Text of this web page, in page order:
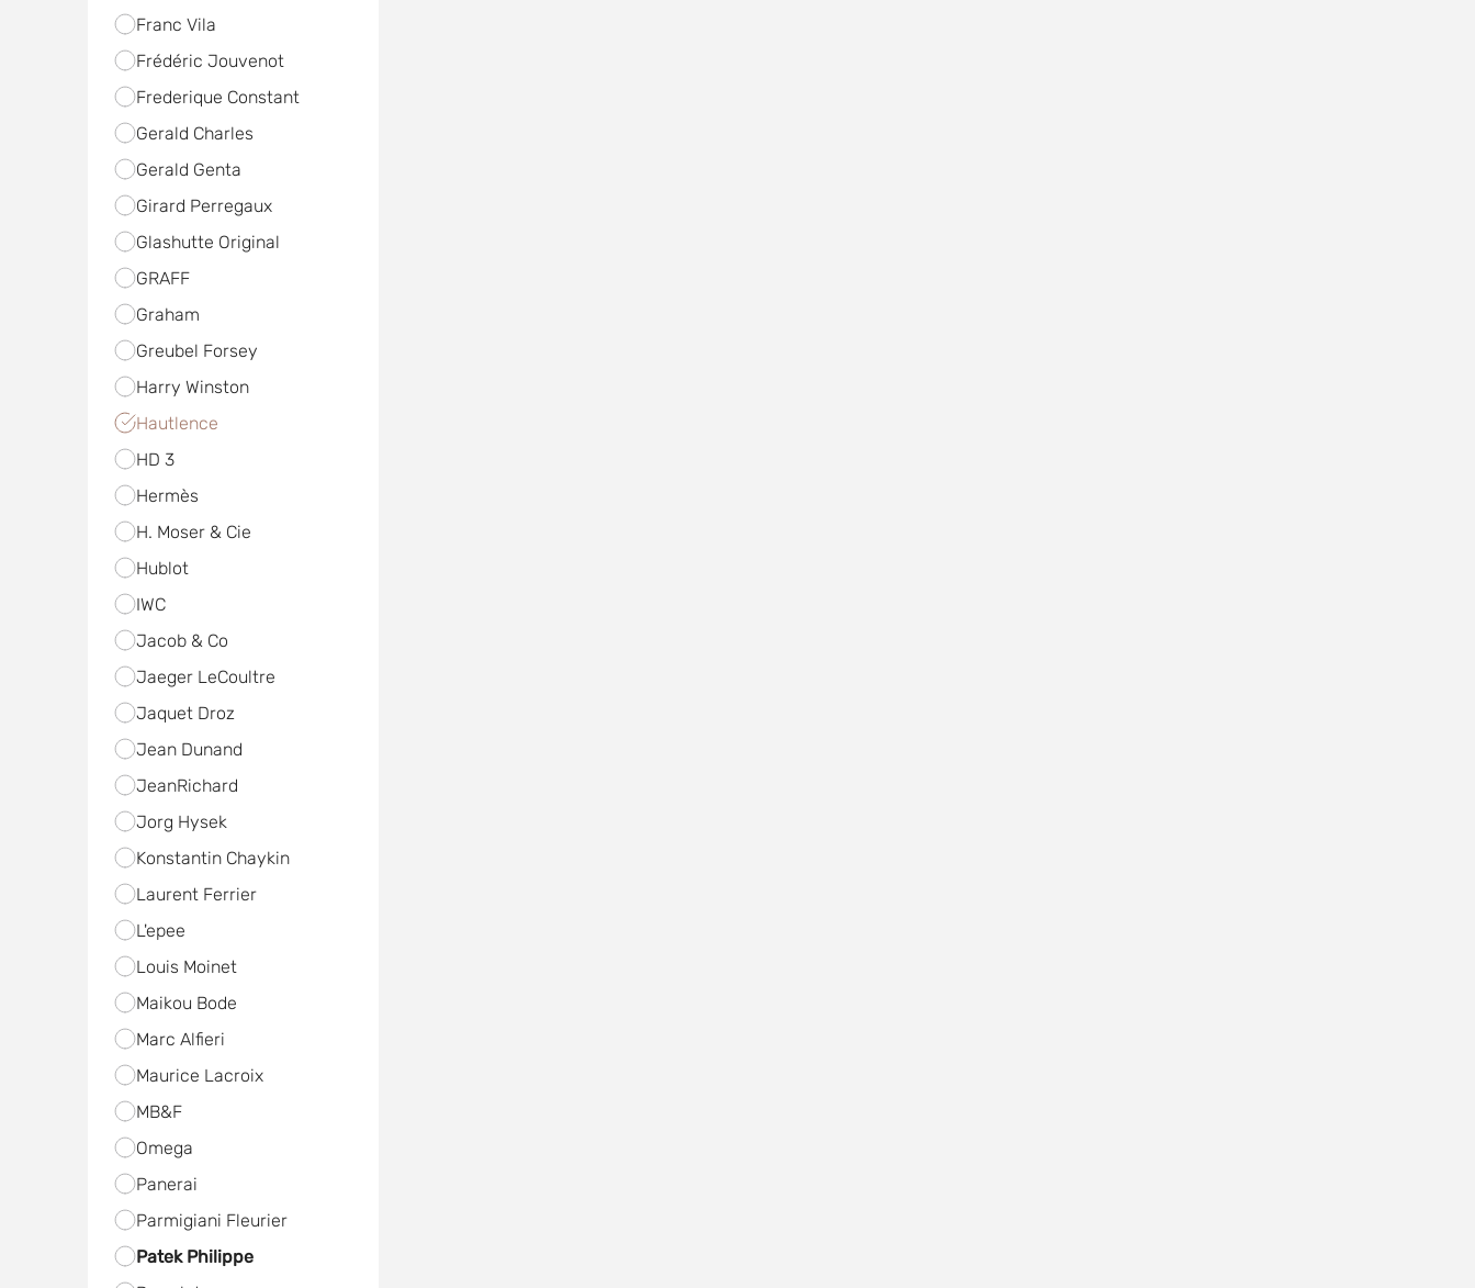
Franc Vila
Frédéric Jouvenot
Frederique Constant
Gerald Charles
Gerald Genta
Girard Perregaux
Glashutte Original
GRAFF
Graham
Greubel Forsey
Harry Winston
Hautlence
HD 3
Hermès
H. Moser & Cie
Hublot
IWC
Jacob & Co
Jaeger LeCoultre
Jaquet Droz
Jean Dunand
JeanRichard
Jorg Hysek
Konstantin Chaykin
Laurent Ferrier
L'epee
Louis Moinet
Maikou Bode
Marc Alfieri
Maurice Lacroix
MB&F
Omega
Panerai
Parmigiani Fleurier
Patek Philippe